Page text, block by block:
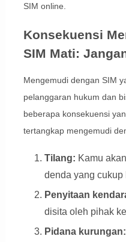
SIM online.
Konsekuensi
SIM Mati:
Mengemudi dengan SIM
pelanggaran hukum dan
beberapa konsekuensi
tertangkap mengemudi
Tilang: Kamu
denda yang cukup
Penyitaan
disita oleh pihak
Pidana kurungan: